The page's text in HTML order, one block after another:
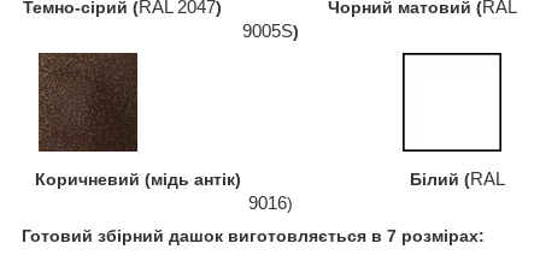
Темно-сірий (RAL 2047) Чорний матовий (RAL
9005S)
Коричневий (мідь антік) Білий (RAL
9016)
Готовий збірний дашок виготовляється в 7 розмірах: